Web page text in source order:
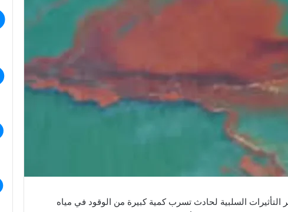
التأثيرات السلبية لحادث تسرب كمية كبيرة من الوقود في مياه